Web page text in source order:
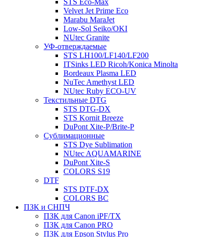
STS Eco-Max
Velvet Jet Prime Eco
Marabu MaraJet
Low-Sol Seiko/OKI
NUtec Granite
УФ-отверждаемые
STS LH100/LF140/LF200
ITSinks LED Ricoh/Konica Minolta
Bordeaux Plasma LED
NuTec Amethyst LED
NUtec Ruby ECO-UV
Текстильные DTG
STS DTG-DX
STS Kornit Breeze
DuPont Xite-P/Brite-P
Сублимационные
STS Dye Sublimation
NUtec AQUAMARINE
DuPont Xite-S
COLORS S19
DTF
STS DTF-DX
COLORS BC
ПЗК и СНПЧ
ПЗК для Canon iPF/TX
ПЗК для Canon PRO
ПЗК для Epson Stylus Pro